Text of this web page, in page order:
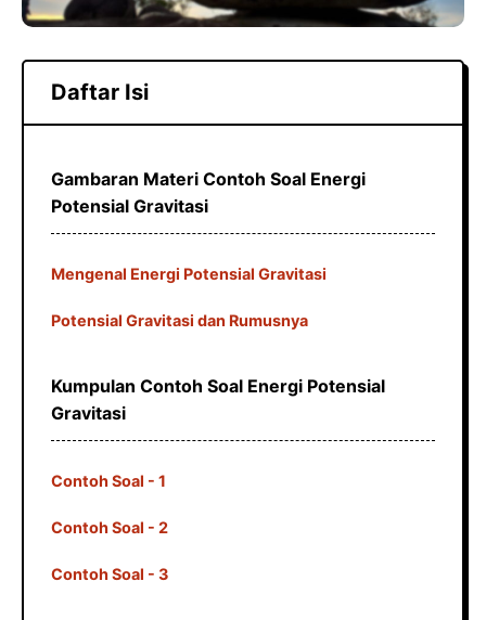
Daftar Isi
Gambaran Materi Contoh Soal Energi
Potensial Gravitasi
Mengenal Energi Potensial Gravitasi
Potensial Gravitasi dan Rumusnya
Kumpulan Contoh Soal Energi Potensial
Gravitasi
Contoh Soal - 1
Contoh Soal - 2
Contoh Soal - 3